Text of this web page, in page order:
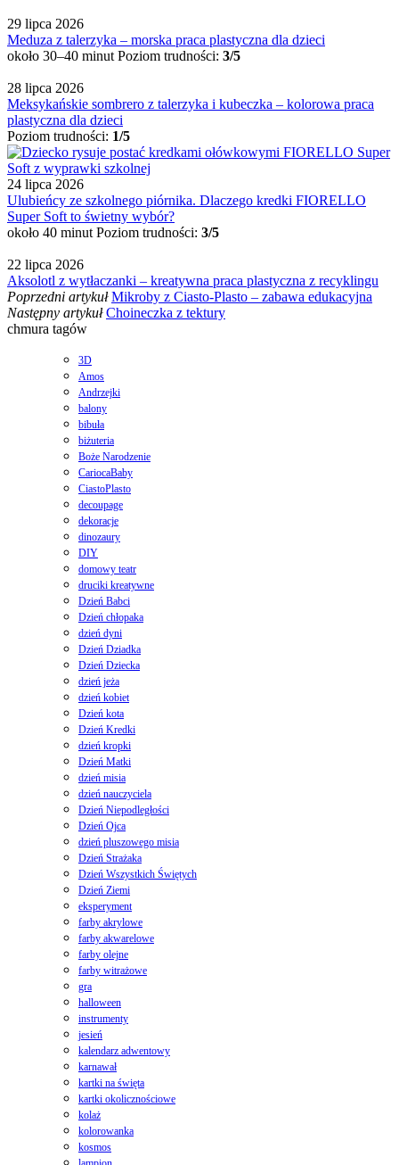
29 lipca 2026
Meduza z talerzyka – morska praca plastyczna dla dzieci
około 30–40 minut Poziom trudności: 3/5
28 lipca 2026
Meksykańskie sombrero z talerzyka i kubeczka – kolorowa praca
plastyczna dla dzieci
Poziom trudności: 1/5
24 lipca 2026
Ulubieńcy ze szkolnego piórnika. Dlaczego kredki FIORELLO
Super Soft to świetny wybór?
około 40 minut Poziom trudności: 3/5
22 lipca 2026
Aksolotl z wytłaczanki – kreatywna praca plastyczna z recyklingu
Poprzedni artykuł Mikroby z Ciasto-Plasto – zabawa edukacyjna
Następny artykuł Choineczka z tektury
chmura tagów
3D
Amos
Andrzejki
balony
bibuła
biżuteria
Boże Narodzenie
CariocaBaby
CiastoPlasto
decoupage
dekoracje
dinozaury
DIY
domowy teatr
druciki kreatywne
Dzień Babci
Dzień chłopaka
dzień dyni
Dzień Dziadka
Dzień Dziecka
dzień jeża
dzień kobiet
Dzień kota
Dzień Kredki
dzień kropki
Dzień Matki
dzień misia
dzień nauczyciela
Dzień Niepodległości
Dzień Ojca
dzień pluszowego misia
Dzień Strażaka
Dzień Wszystkich Świętych
Dzień Ziemi
eksperyment
farby akrylowe
farby akwarelowe
farby olejne
farby witrażowe
gra
halloween
instrumenty
jesień
kalendarz adwentowy
karnawał
kartki na święta
kartki okolicznościowe
kolaż
kolorowanka
kosmos